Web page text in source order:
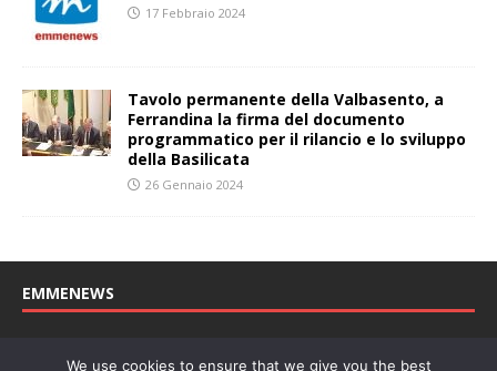
17 Febbraio 2024
Tavolo permanente della Valbasento, a
Ferrandina la firma del documento
programmatico per il rilancio e lo sviluppo
della Basilicata
26 Gennaio 2024
EMMENEWS
We use cookies to ensure that we give you the best